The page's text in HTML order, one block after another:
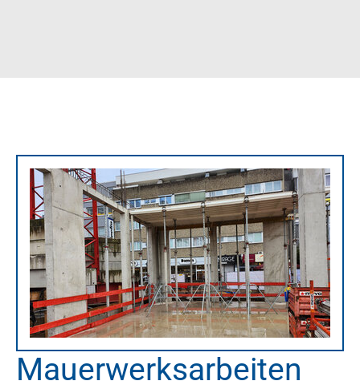
Mauerwerksarbeiten